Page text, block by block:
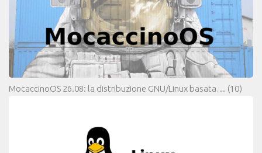
MocaccinoOS 26.08: la distribuzione GNU/Linux basata… (10)